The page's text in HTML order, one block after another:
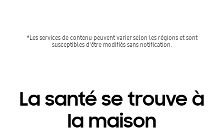
*Les services de contenu peuvent varier selon les régions et sont
susceptibles d'être modifiés sans notification.
La santé se trouve à
la maison